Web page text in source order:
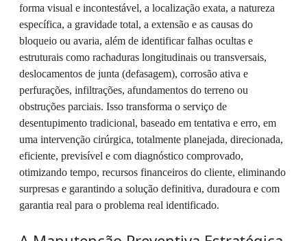
forma visual e incontestável, a localização exata, a natureza
específica, a gravidade total, a extensão e as causas do
bloqueio ou avaria, além de identificar falhas ocultas e
estruturais como rachaduras longitudinais ou transversais,
deslocamentos de junta (defasagem), corrosão ativa e
perfurações, infiltrações, afundamentos do terreno ou
obstruções parciais. Isso transforma o serviço de
desentupimento tradicional, baseado em tentativa e erro, em
uma intervenção cirúrgica, totalmente planejada, direcionada,
eficiente, previsível e com diagnóstico comprovado,
otimizando tempo, recursos financeiros do cliente, eliminando
surpresas e garantindo a solução definitiva, duradoura e com
garantia real para o problema real identificado.